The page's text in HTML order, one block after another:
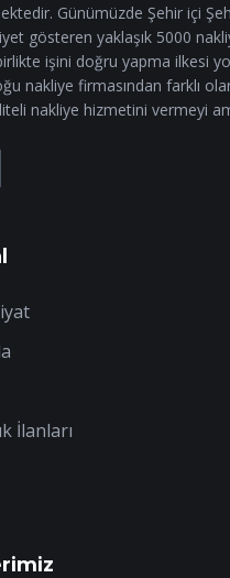
Günümüzde Şehir içi
gösteren yaklaşık 5000
işini doğru yapma ilkesi
nakliye firmasından farklı
nakliye hizmetini vermeyi
İlanları